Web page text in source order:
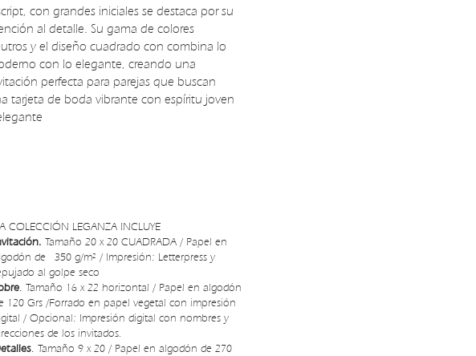
con grandes iniciales se destaca por su
al detalle. Su gama de colores
y el diseño cuadrado con combina lo
con lo elegante, creando una
perfecta para parejas que buscan
tarjeta de boda vibrante con espíritu joven
COLECCIÓN LEGANZA INCLUYE
Tamaño 20 x 20 CUADRADA / Papel en
de 350 g/m² / Impresión: Letterpress y
al golpe seco
Tamaño 16 x 22 horizontal / Papel en algodón
120 Grs /Forrado en papel vegetal con impresión
/ Opcional: Impresión digital con nombres y
de los invitados.
Tamaño 9 x 20 / Papel en algodón de 270